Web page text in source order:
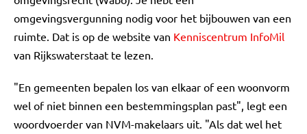
omgevingsvergunning nodig voor het bijbouwen van een
ruimte. Dat is op de website van Kenniscentrum InfoMil
van Rijkswaterstaat te lezen.
"En gemeenten bepalen los van elkaar of een woonvorm
wel of niet binnen een bestemmingsplan past", legt een
woordvoerder van NVM-makelaars uit. "Als dat wel het